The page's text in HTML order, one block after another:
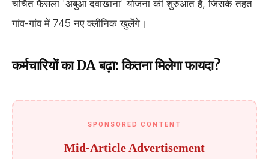
चर्चित फैसला 'अबुआ दवाखाना' योजना की शुरुआत है, जिसके तहत
गांव-गांव में 745 नए क्लीनिक खुलेंगे।
कर्मचारियों का DA बढ़ा: कितना मिलेगा फायदा?
SPONSORED CONTENT
Mid-Article Advertisement